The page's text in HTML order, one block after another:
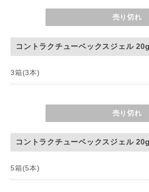
売り切れ
コントラクチューベックスジェル
3箱(3本)
売り切れ
コントラクチューベックスジェル
5箱(5本)